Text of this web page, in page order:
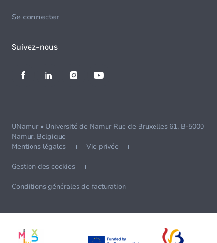
Se connecter
Suivez-nous
UNamur • Université de Namur Rue de Bruxelles 61, B-5000
Namur, Belgique
Mentions légales
Vie privée
Gestion des cookies
Conditions générales de facturation